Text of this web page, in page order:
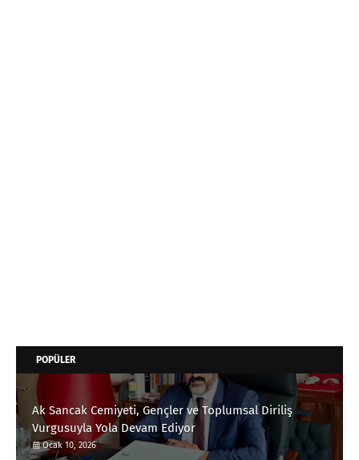
POPÜLER
Ak Sancak Cemiyeti, Gençler ve Toplumsal Diriliş
Vurgusuyla Yola Devam Ediyor
Ocak 10, 2026